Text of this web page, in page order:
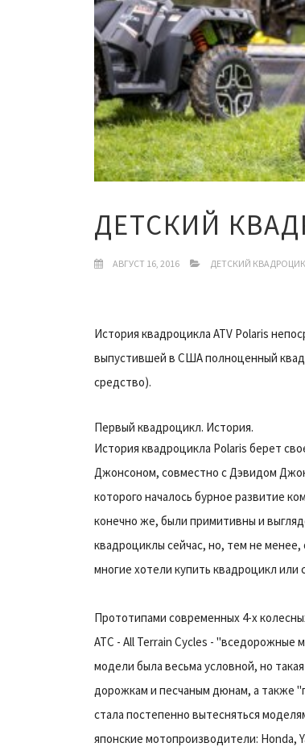
ДЕТСКИЙ
АВГУСТ 16, 2016 ДЕТСКИЙ
История квадроцикла ATV Polaris
выпустившей в США полноценный
средство).
Первый квадроцикл. История.
История квадроцикла Polaris берет
Джонсоном, совместно с Дэвидом
которого началось бурное развитие
конечно же, были примитивны и
квадроциклы сейчас, но, тем не
многие хотели купить квадроцикл или
Прототипами современных 4-х
ATC - All Terrain Cycles -
модели была весьма условной, но
дорожкам и песчаным дюнам, а также
стала постепенно вытесняться
японские мотопроизводители: Honda,